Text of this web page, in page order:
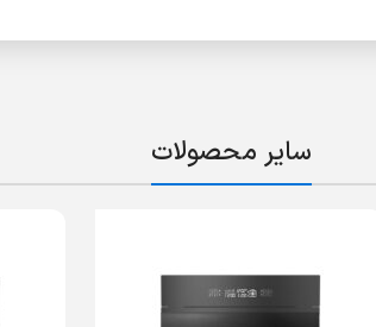
سایر محصولات